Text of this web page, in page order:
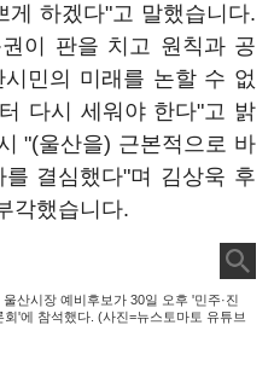
게 하겠다"고 말했습니다.
이 판을 치고 원칙과 공
민의 미래를 논할 수 없
다시 세워야 한다"고 밝
"(울산을) 근본적으로 바
결심했다"며 김상욱 후
각했습니다.
산시장 예비후보가 30일 오후 '민주·진
'에 참석했다. (사진=뉴스토마토 유튜브